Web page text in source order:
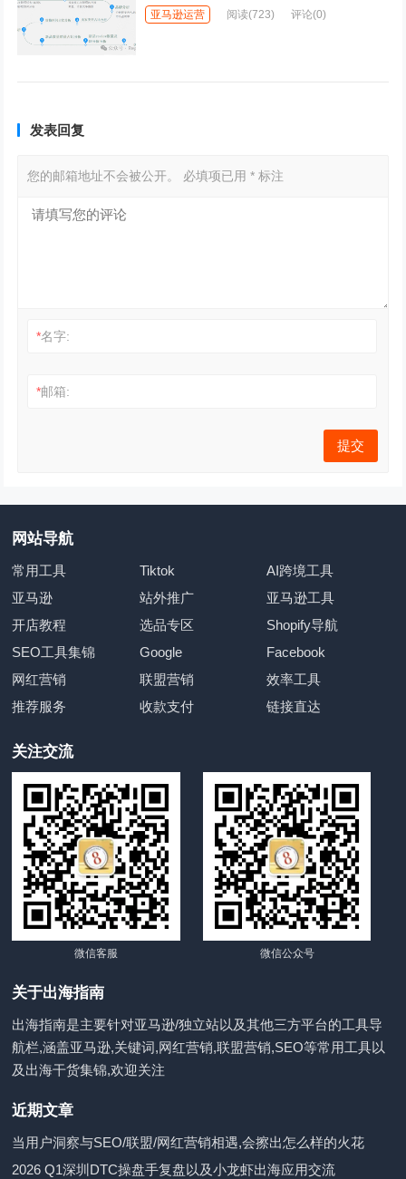
亚马逊运营 阅读(723) 评论(0)
发表回复
您的邮箱地址不会被公开。 必填项已用* 标注
*名字:
*邮箱:
网站导航
常用工具 Tiktok
AI跨境工具
亚马逊
站外推广
亚马逊工具
开店教程
选品专区
Shopify导航
SEO工具集锦
Google
Facebook
网红营销
联盟营销
效率工具
推荐服务
收款支付 链接直达
关注交流
微信客服 微信公众号
关于出海指南
出海指南是主要针对亚马逊/独立站以及其他三方平台的工具导
航栏,涵盖亚马逊,关键词,网红营销,联盟营销,SEO等常用工具以
及出海干货集锦,欢迎关注
近期文章
当用户洞察与SEO/联盟/网红营销相遇,会擦出怎么样的火花
2026 Q1深圳DTC操盘手复盘以及小龙虾出海应用交流